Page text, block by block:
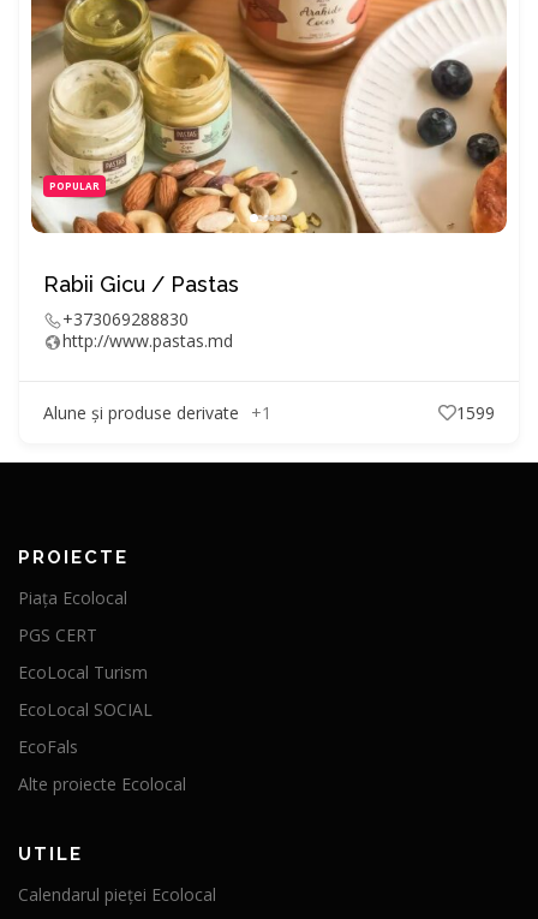
POPULAR
Rabii Gicu / Pastas
+373069288830
http://www.pastas.md
Alune și produse derivate +1 1599
PROIECTE
Piața Ecolocal
PGS CERT
EcoLocal Turism
EcoLocal SOCIAL
EcoFals
Alte proiecte Ecolocal
UTILE
Calendarul pieței Ecolocal